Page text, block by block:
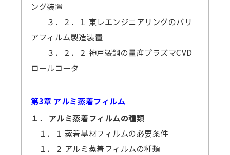
ング装置
３．２．１ 東レエンジニアリングのバリ
アフィルム製造装置
３．２．２ 神戸製鋼の量産プラズマCVD
ロールコータ
第3章 アルミ蒸着フィルム
１． アルミ蒸着フィルムの種類
１．１ 蒸着基材フィルムの必要条件
１．２ アルミ蒸着フィルムの種類